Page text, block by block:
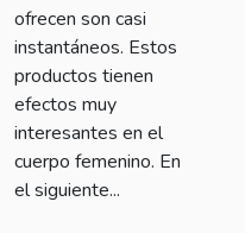
ofrecen son casi
instantáneos. Estos
productos tienen
efectos muy
interesantes en el
cuerpo femenino. En
el siguiente...